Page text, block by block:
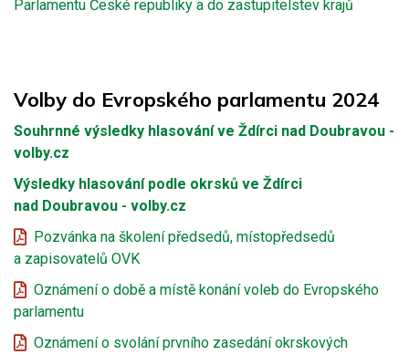
Parlamentu České republiky a do zastupitelstev krajů
Volby do Evropského parlamentu 2024
Souhrnné výsledky hlasování ve Ždírci nad Doubravou -
volby.cz
Výsledky hlasování podle okrsků ve Ždírci
nad Doubravou - volby.cz
Pozvánka na školení předsedů, místopředsedů
a zapisovatelů OVK
Oznámení o době a místě konání voleb do Evropského
parlamentu
Oznámení o svolání prvního zasedání okrskových